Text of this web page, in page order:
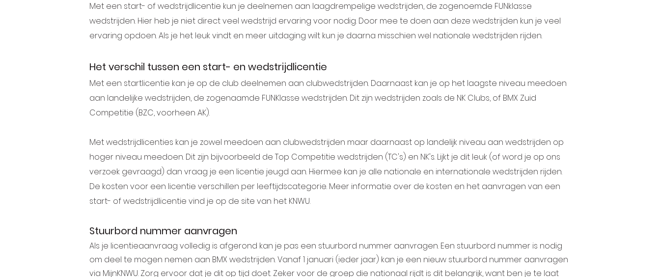
Met een start- of wedstrijdlicentie kun je deelnemen aan laagdrempelige wedstrijden, de zogenoemde FUNklasse
wedstrijden. Hier heb je niet direct veel wedstrijd ervaring voor nodig. Door mee te doen aan deze wedstrijden kun je veel
ervaring opdoen. Als je het leuk vindt en meer uitdaging wilt kun je daarna misschien wel nationale wedstrijden rijden.
Het verschil tussen een start- en wedstrijdlicentie
Met een startlicentie kan je op de club deelnemen aan clubwedstrijden. Daarnaast kan je op het laagste niveau meedoen
aan landelijke wedstrijden, de zogenaamde FUNKlasse wedstrijden. Dit zijn wedstrijden zoals de NK Clubs, of BMX Zuid
Competitie (BZC, voorheen AK).
Met wedstrijdlicenties kan je zowel meedoen aan clubwedstrijden maar daarnaast op landelijk niveau aan wedstrijden op
hoger niveau meedoen. Dit zijn bijvoorbeeld de Top Competitie wedstrijden (TC's) en NK's. Lijkt je dit leuk (of word je op ons
verzoek gevraagd) dan vraag je een licentie jeugd aan. Hiermee kan je alle nationale en internationale wedstrijden rijden.
De kosten voor een licentie verschillen per leeftijdscategorie. Meer informatie over de kosten en het aanvragen van een
start- of wedstrijdlicentie vind je op de site van het KNWU.
Stuurbord nummer aanvragen
Als je licentieaanvraag volledig is afgerond kan je pas een stuurbord nummer aanvragen. Een stuurbord nummer is nodig
om deel te mogen nemen aan BMX wedstrijden. Vanaf 1 januari (ieder jaar) kan je een nieuw stuurbord nummer aanvragen
via MijnKNWU. Zorg ervoor dat je dit op tijd doet. Zeker voor de groep die nationaal rijdt is dit belangrijk, want ben je te laat